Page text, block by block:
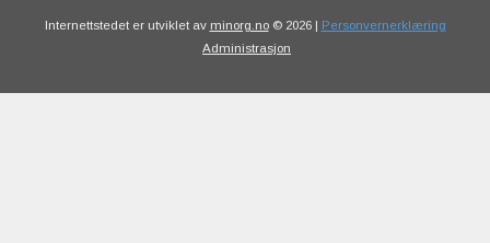
Internettstedet er utviklet av minorg.no© 2026 | Personvernerklæring
Administrasjon